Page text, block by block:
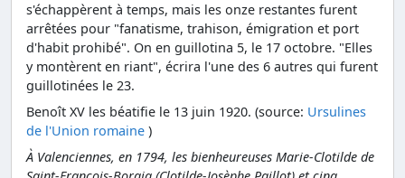
s'échappèrent à temps, mais les onze restantes furent
arrêtées pour "fanatisme, trahison, émigration et port
d'habit prohibé". On en guillotina 5, le 17 octobre. "Elles
y montèrent en riant", écrira l'une des 6 autres qui furent
guillotinées le 23.
Benoît XV les béatifie le 13 juin 1920. (source: Ursulines
de l'Union romaine )
À Valenciennes, en 1794, les bienheureuses Marie-Clotilde de